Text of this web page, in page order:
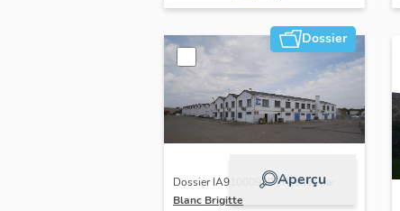
Dossier
Aperçu
Dossier IA91000939 | Réalisé par
Blanc Brigitte